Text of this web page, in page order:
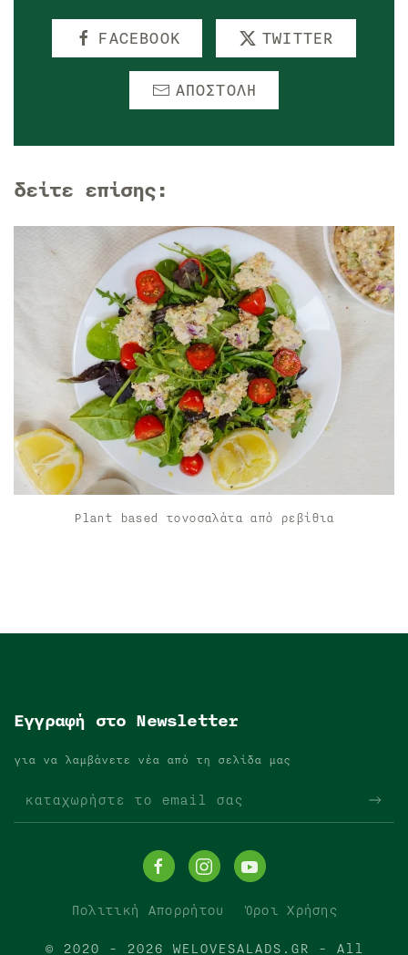
FACEBOOK TWITTER
ΑΠΟΣΤΟΛΗ
δείτε επίσης:
Plant based τονοσαλάτα από ρεβίθια
Εγγραφή στο Newsletter
για να λαμβάνετε νέα από τη σελίδα μας
Πολιτική Απορρήτου
Όροι Χρήσης
© 2020 - 2026 WELOVESALADS.GR - All